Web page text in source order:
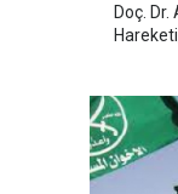
Doç.